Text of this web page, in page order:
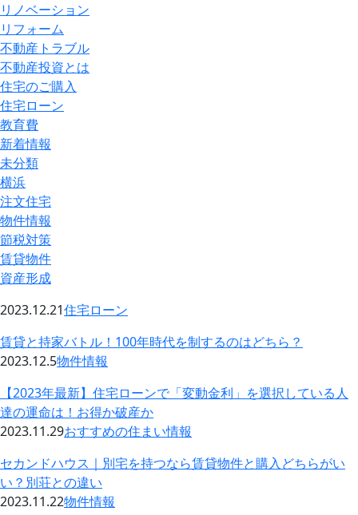
リノベーション
リフォーム
不動産トラブル
不動産投資とは
住宅のご購入
住宅ローン
教育費
新着情報
未分類
横浜
注文住宅
物件情報
節税対策
賃貸物件
資産形成
2023.12.21住宅ローン
賃貸と持家バトル！100年時代を制するのはどちら？
2023.12.5物件情報
【2023年最新】住宅ローンで「変動金利」を選択している人
達の運命は！お得か破産か
2023.11.29おすすめの住まい情報
セカンドハウス｜別宅を持つなら賃貸物件と購入どちらがい
い？別荘との違い
2023.11.22物件情報